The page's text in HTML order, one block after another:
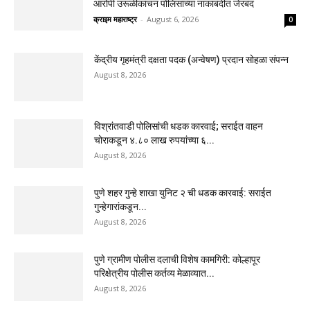
आरोपी उरूळीकांचन पोलिसांच्या नाकाबंदीत जेरबंद
क्राइम महाराष्ट्र - August 6, 2026 0
केंद्रीय गृहमंत्री दक्षता पदक (अन्वेषण) प्रदान सोहळा संपन्न
August 8, 2026
विश्रांतवाडी पोलिसांची धडक कारवाई; सराईत वाहन
चोराकडून ४.८० लाख रुपयांच्या ६...
August 8, 2026
पुणे शहर गुन्हे शाखा युनिट २ ची धडक कारवाई: सराईत
गुन्हेगारांकडून...
August 8, 2026
पुणे ग्रामीण पोलीस दलाची विशेष कामगिरी: कोल्हापूर
परिक्षेत्रीय पोलीस कर्तव्य मेळाव्यात...
August 8, 2026